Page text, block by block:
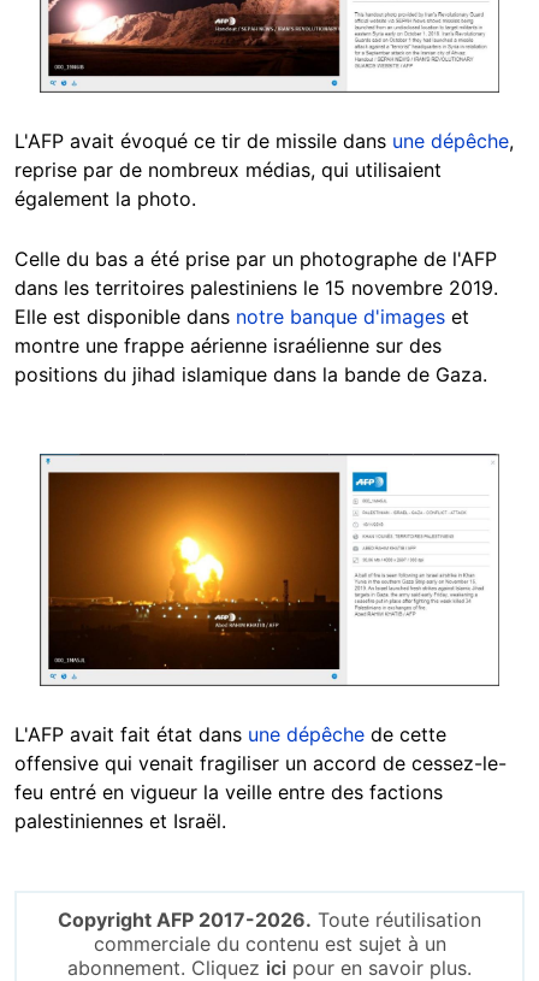
L'AFP avait évoqué ce tir de missile dans une dépêche,
reprise par de nombreux médias, qui utilisaient
également la photo.
Celle du bas a été prise par un photographe de l'AFP
dans les territoires palestiniens le 15 novembre 2019.
Elle est disponible dans notre banque d'images et
montre une frappe aérienne israélienne sur des
positions du jihad islamique dans la bande de Gaza.
Image
L'AFP avait fait état dans une dépêche de cette
offensive qui venait fragiliser un accord de cessez-le-
feu entré en vigueur la veille entre des factions
palestiniennes et Israël.
Copyright AFP 2017-2026. Toute réutilisation
commerciale du contenu est sujet à un
abonnement. Cliquez ici pour en savoir plus.